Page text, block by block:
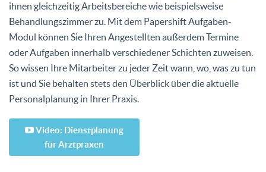
ihnen gleichzeitig Arbeitsbereiche wie beispielsweise
Behandlungszimmer zu. Mit dem Papershift Aufgaben-
Modul können Sie Ihren Angestellten außerdem Termine
oder Aufgaben innerhalb verschiedener Schichten zuweisen.
So wissen Ihre Mitarbeiter zu jeder Zeit wann, wo, was zu tun
ist und Sie behalten stets den Überblick über die aktuelle
Personalplanung in Ihrer Praxis.
Video: Dienstplanung
für Arztpraxen